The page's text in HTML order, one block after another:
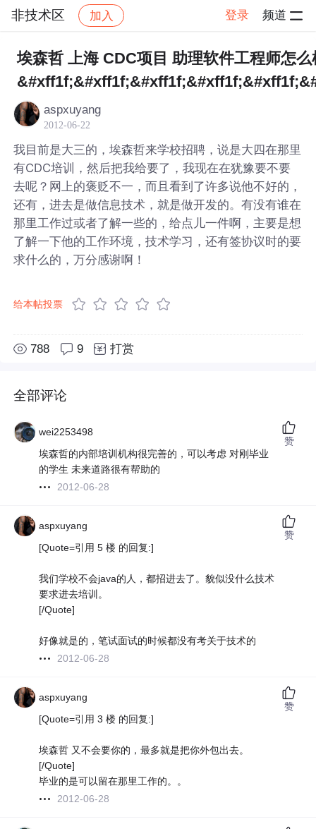
非技术区 加入 登录 频道
社区 非技术区 帖子详情
埃森哲 上海 CDC项目 助理软件工程师怎么
aspxuyang
2012-06-22
我目前是大三的，埃森哲来学校招聘，说是大四在那里
有CDC培训，然后把我给要了，我现在在犹豫要不要
去呢？网上的褒贬不一，而且看到了许多说他不好的，
还有，进去是做信息技术，就是做开发的。有没有谁在
那里工作过或者了解一些的，给点儿一件啊，主要是想
了解一下他的工作环境，技术学习，还有签协议时的要
求什么的，万分感谢啊！
给本帖投票
788 9 打赏
全部评论
wei2253498
埃森哲的内部培训机构很完善的，可以考虑 对刚毕业
的学生 未来道路很有帮助的
2012-06-28
赞
aspxuyang
[Quote=引用 5 楼 的回复:]
我们学校不会java的人，都招进去了。貌似没什么技术
要求进去培训。
[/Quote]
好像就是的，笔试面试的时候都没有考关于技术的
2012-06-28
赞
aspxuyang
[Quote=引用 3 楼 的回复:]
埃森哲 又不会要你的，最多就是把你外包出去。
[/Quote]
毕业的是可以留在那里工作的。。
2012-06-28
赞